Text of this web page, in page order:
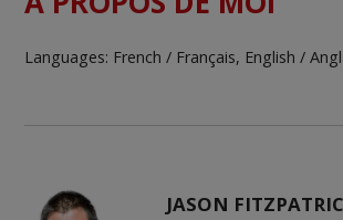
Languages: French / Français, English /
JASON